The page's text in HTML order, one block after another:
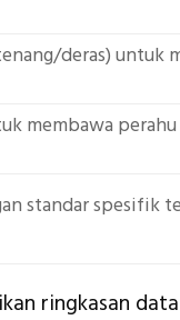
deras) untuk
membawa perahu
standar spesifik
ringkasan